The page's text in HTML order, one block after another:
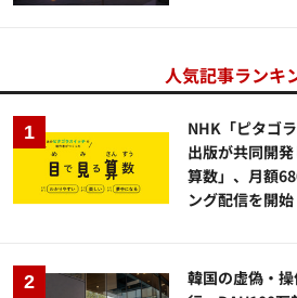
人気記事ランキ
NHK「ピタゴ
出版が共同開
算数」、月額
ング配信を開始
韓国の虚偽・